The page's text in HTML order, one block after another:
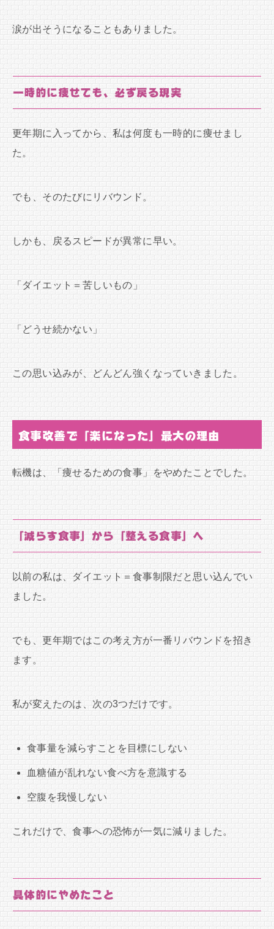
涙が出そうになることもありました。
一時的に痩せても、必ず戻る現実
更年期に入ってから、私は何度も一時的に痩せまし
た。
でも、そのたびにリバウンド。
しかも、戻るスピードが異常に早い。
「ダイエット＝苦しいもの」
「どうせ続かない」
この思い込みが、どんどん強くなっていきました。
食事改善で「楽になった」最大の理由
転機は、「痩せるための食事」をやめたことでした。
「減らす食事」から「整える食事」へ
以前の私は、ダイエット＝食事制限だと思い込んでい
ました。
でも、更年期ではこの考え方が一番リバウンドを招き
ます。
私が変えたのは、次の3つだけです。
食事量を減らすことを目標にしない
血糖値が乱れない食べ方を意識する
空腹を我慢しない
これだけで、食事への恐怖が一気に減りました。
具体的にやめたこと